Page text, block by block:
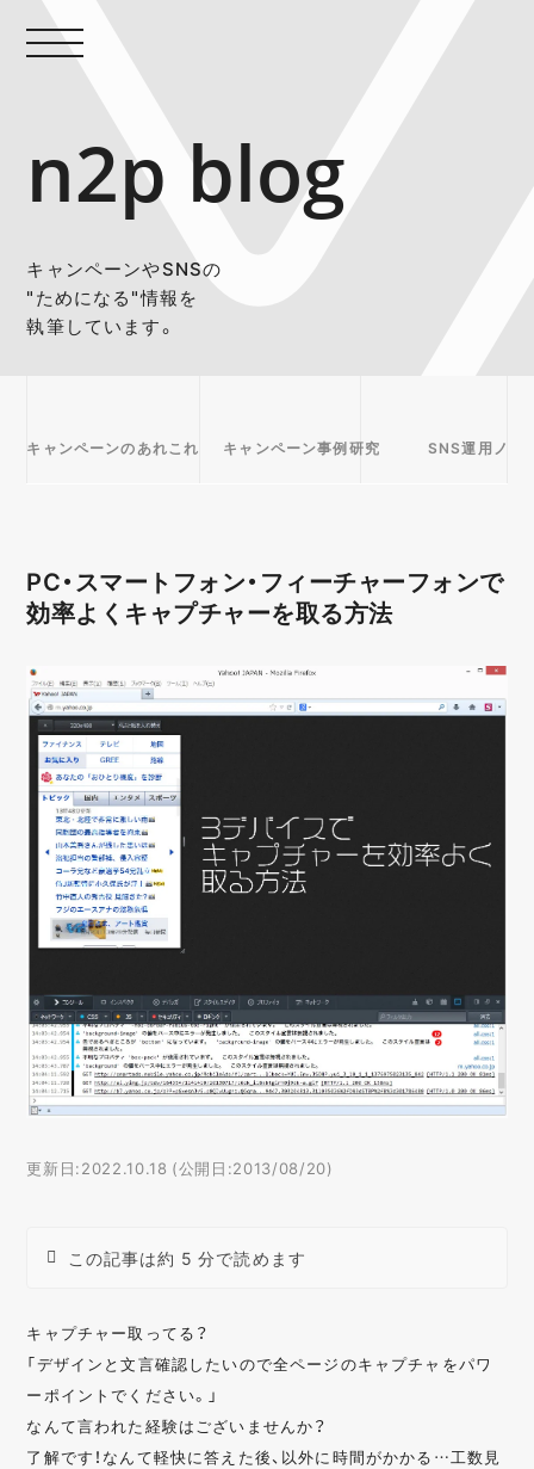
n2p blog
キャンペーンやSNSの
"ためになる"情報を
執筆しています。
キャンペーンのあれこれ キャンペーン事例研究 SNS運用ノウ
PC・スマートフォン・フィーチャーフォンで
効率よくキャプチャーを取る方法
更新日:2022.10.18 (公開日:2013/08/20)
この記事は約 5 分で読めます
キャプチャー取ってる？
「デザインと文言確認したいので全ページのキャプチャをパワ
ーポイントでください。」
なんて言われた経験はございませんか？
了解です！なんて軽快に答えた後、以外に時間がかかる…工数見